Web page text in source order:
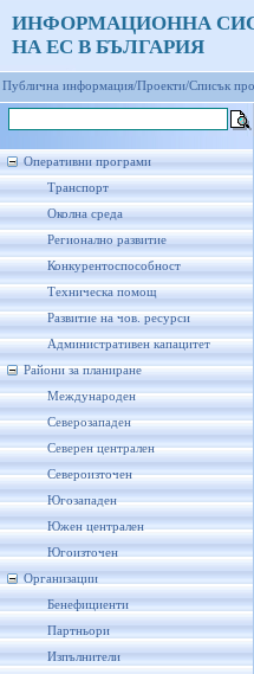
ИНФОРМАЦИОННА
НА ЕС В БЪЛГАРИЯ
Публична информация/Проекти/Списък
Оперативни програми
Транспорт
Околна среда
Регионално развитие
Конкурентоспособност
Техническа помощ
Развитие на чов. ресурси
Административен капацитет
Райони за планиране
Международен
Северозападен
Северен централен
Североизточен
Югозападен
Южен централен
Югоизточен
Организации
Бенефициенти
Партньори
Изпълнители